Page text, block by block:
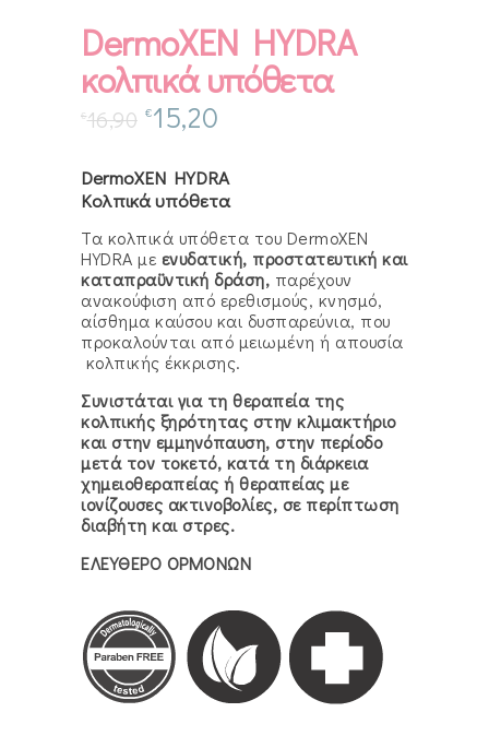
DermoXEN HYDRA
κολπικά υπόθετα
€16,90 €15,20
DermoXEN HYDRA
Κολπικά υπόθετα
Τα κολπικά υπόθετα του DermoXEN
HYDRA με ενυδατική, προστατευτική και
καταπραϋντική δράση, παρέχουν
ανακούφιση από ερεθισμούς, κνησμό,
αίσθημα καύσου και δυσπαρεύνια, που
προκαλούνται από μειωμένη ή απουσία
κολπικής έκκρισης.
Συνιστάται για τη θεραπεία της
κολπικής ξηρότητας στην κλιμακτήριο
και στην εμμηνόπαυση, στην περίοδο
μετά τον τοκετό, κατά τη διάρκεια
χημειοθεραπείας ή θεραπείας με
ιονίζουσες ακτινοβολίες, σε περίπτωση
διαβήτη και στρες.
ΕΛΕΥΘΕΡΟ ΟΡΜΟΝΩΝ